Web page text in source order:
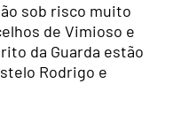
sob risco muito
de Vimioso e
da Guarda estão
Rodrigo e